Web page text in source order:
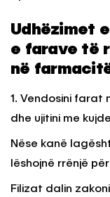
Udhëzimet
e farave të
në
1. Vendosini farat
dhe ujitini me
Nëse kanë
lëshojnë rrënjë
Filizat dalin